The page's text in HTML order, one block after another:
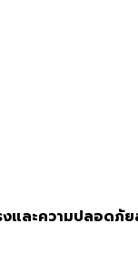
และความปลอดภั